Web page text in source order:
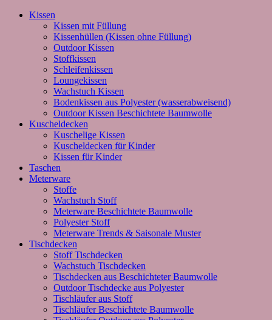
Kissen
Kissen mit Füllung
Kissenhüllen (Kissen ohne Füllung)
Outdoor Kissen
Stoffkissen
Schleifenkissen
Loungekissen
Wachstuch Kissen
Bodenkissen aus Polyester (wasserabweisend)
Outdoor Kissen Beschichtete Baumwolle
Kuscheldecken
Kuschelige Kissen
Kuscheldecken für Kinder
Kissen für Kinder
Taschen
Meterware
Stoffe
Wachstuch Stoff
Meterware Beschichtete Baumwolle
Polyester Stoff
Meterware Trends & Saisonale Muster
Tischdecken
Stoff Tischdecken
Wachstuch Tischdecken
Tischdecken aus Beschichteter Baumwolle
Outdoor Tischdecke aus Polyester
Tischläufer aus Stoff
Tischläufer Beschichtete Baumwolle